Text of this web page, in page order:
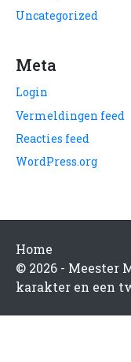
Uncategorized
Meta
Login
Vermeldingen feed
Reacties feed
WordPress.org
Home
© 2026 - Meester
karakter en een